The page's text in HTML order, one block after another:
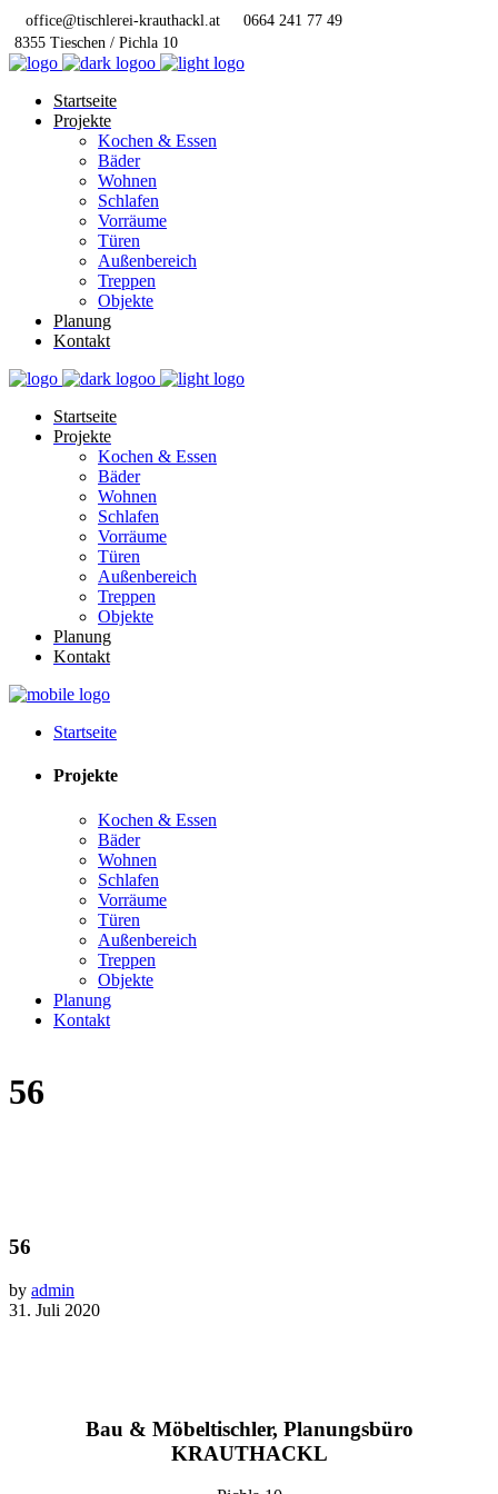
office@tischlerei-krauthackl.at
0664 241 77 49
8355 Tieschen / Pichla 10
Startseite
Projekte
Kochen & Essen
Bäder
Wohnen
Schlafen
Vorräume
Türen
Außenbereich
Treppen
Objekte
Planung
Kontakt
Startseite
Projekte
Kochen & Essen
Bäder
Wohnen
Schlafen
Vorräume
Türen
Außenbereich
Treppen
Objekte
Planung
Kontakt
Startseite
Projekte
Kochen & Essen
Bäder
Wohnen
Schlafen
Vorräume
Türen
Außenbereich
Treppen
Objekte
Planung
Kontakt
56
56
by admin
31. Juli 2020
Bau & Möbeltischler, Planungsbüro
KRAUTHACKL